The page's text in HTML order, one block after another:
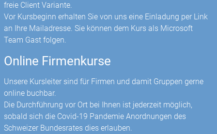
freie Client Variante.
Vor Kursbeginn erhalten Sie von uns eine Einladung per Link
an Ihre Mailadresse. Sie können dem Kurs als Microsoft
Team Gast folgen.
Online Firmenkurse
Unsere Kursleiter sind für Firmen und damit Gruppen gerne
online buchbar.
Die Durchführung vor Ort bei Ihnen ist jederzeit möglich,
sobald sich die Covid-19 Pandemie Anordnungen des
Schweizer Bundesrates dies erlauben.